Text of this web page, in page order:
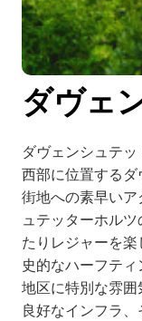
ダヴェ
ダヴェンシュテ
西部に位置する
街地への素早い
ュテッターホル
たりレジャーを
史的なハーフテ
地区に特別な雰囲
良好なインフラ